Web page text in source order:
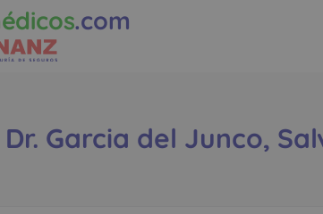
.com
Dr. Garcia del Junco,